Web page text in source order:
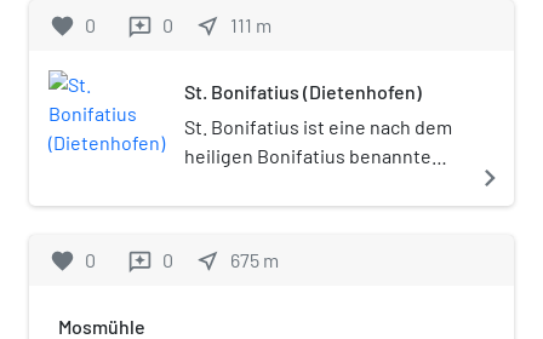
mittelfränkischen Landkreis
favorite 0 reviews 0 near_me 111 m
St. Bonifatius (Dietenhofen)
St. Bonifatius ist eine nach dem
heiligen Bonifatius benannte
Dietenhofen (Dekanat Herrieden
navigate_next
favorite 0 reviews 0 near_me 675 m
Mosmühle